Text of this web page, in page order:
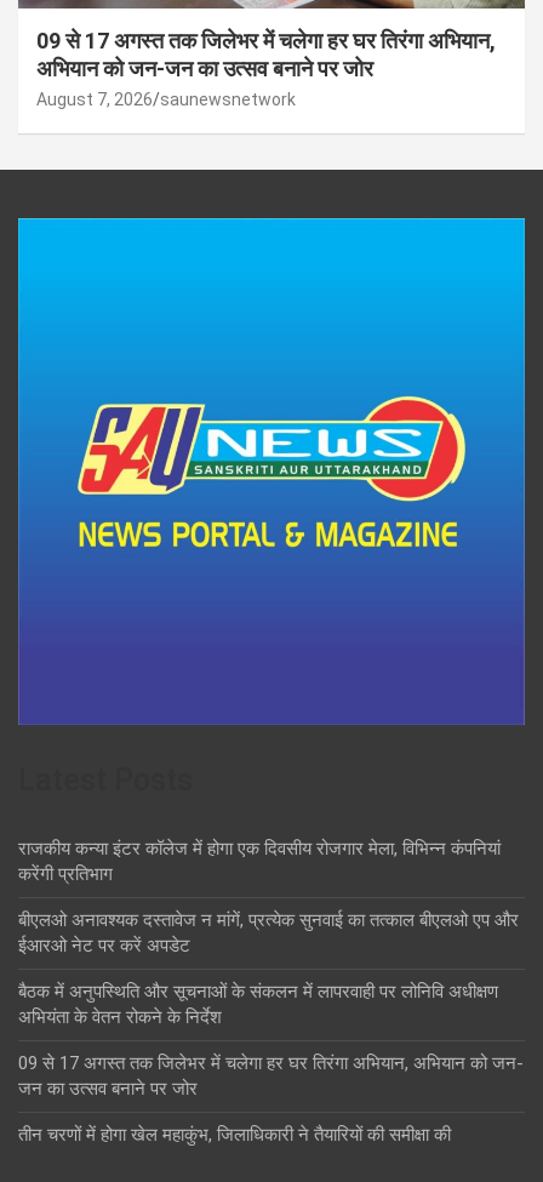
09 से 17 अगस्त तक जिलेभर में चलेगा हर घर तिरंगा अभियान,
अभियान को जन-जन का उत्सव बनाने पर जोर
August 7, 2026 saunewsnetwork
राजकीय कन्या इंटर कॉलेज में होगा एक दिवसीय रोजगार मेला, विभिन्न कंपनियां
करेंगी प्रतिभाग
बीएलओ अनावश्यक दस्तावेज न मांगें, प्रत्येक सुनवाई का तत्काल बीएलओ एप और
ईआरओ नेट पर करें अपडेट
बैठक में अनुपस्थिति और सूचनाओं के संकलन में लापरवाही पर लोनिवि अधीक्षण
अभियंता के वेतन रोकने के निर्देश
09 से 17 अगस्त तक जिलेभर में चलेगा हर घर तिरंगा अभियान, अभियान को जन-
जन का उत्सव बनाने पर जोर
तीन चरणों में होगा खेल महाकुंभ, जिलाधिकारी ने तैयारियों की समीक्षा की